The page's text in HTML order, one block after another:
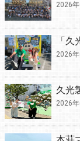
2026
「
2026
久光
2026